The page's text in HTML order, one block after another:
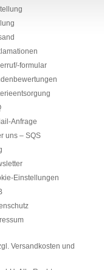
formular
Anfrage
uns – SQS
Einstellungen
Versandkosten und